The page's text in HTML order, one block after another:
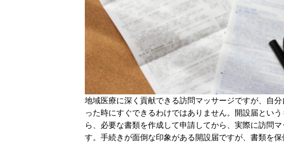
地域医療に深く貢献できる訪問マッサージですが、自
った時にすぐできるわけではありません。開設届とい
ら、必要な書類を作成して申請してから、実際に訪問
す。手続きが面倒な印象がある開設届ですが、書類を保